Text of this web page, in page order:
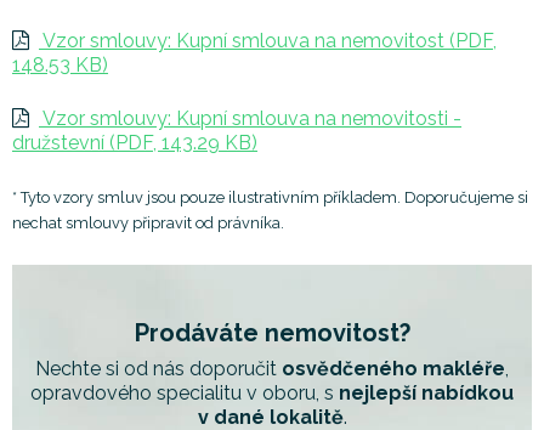
Vzor smlouvy: Kupní smlouva na nemovitost (PDF,
148.53 KB)
Vzor smlouvy: Kupní smlouva na nemovitosti -
družstevní (PDF, 143.29 KB)
* Tyto vzory smluv jsou pouze ilustrativním příkladem. Doporučujeme si
nechat smlouvy připravit od právníka.
Prodáváte nemovitost?
Nechte si od nás doporučit osvědčeného makléře,
opravdového specialitu v oboru, s nejlepší nabídkou
v dané lokalitě.